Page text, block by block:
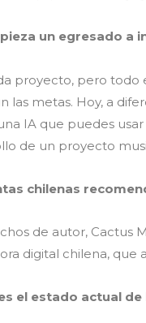
un egresado a
proyecto, pero todo
las metas. Hoy, a
IA que puedes
de un proyecto
chilenas
de autor, Cactus
digital chilena, que
el estado actual